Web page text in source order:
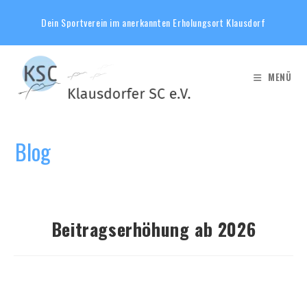
Dein Sportverein im anerkannten Erholungsort Klausdorf
MENÜ
Blog
Beitragserhöhung ab 2026